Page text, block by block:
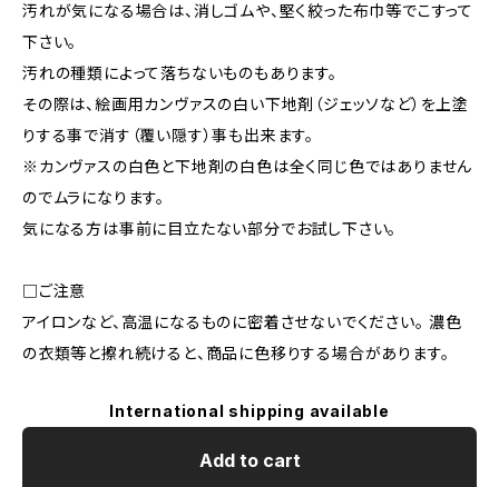
汚れが気になる場合は、消しゴムや、堅く絞った布巾等でこすって
下さい。
汚れの種類によって落ちないものもあります。
その際は、絵画用カンヴァスの白い下地剤（ジェッソなど）を上塗
りする事で消す（覆い隠す）事も出来ます。
※カンヴァスの白色と下地剤の白色は全く同じ色ではありません
のでムラになります。
気になる方は事前に目立たない部分でお試し下さい。
□ご注意
アイロンなど、高温になるものに密着させないでください。 濃色
の衣類等と擦れ続けると、商品に色移りする場合があります。
International shipping available
Add to cart